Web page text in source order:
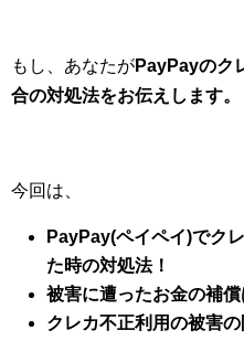
もし、あなたがPayPayのク
合の対処法をお伝えします。
今回は、
PayPay(ペイペイ)でク
た時の対処法！
被害に遭ったお金の補償
クレカ不正利用の被害